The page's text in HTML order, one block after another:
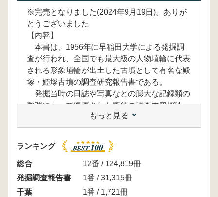
※完売となりました(2024年9月19日)。ありが
とうございました
【内容】
本書は、1956年に早稲田大学による発掘調
査が行われ、全国でも最大級の人物埴輪に代表
される形象埴輪が出土した古墳として有名な殿
塚・姫塚古墳の調査研究報告書である。
発掘当時の日誌や写真などの膨大な記録類の
整理によって復原された既往の調査内容(第1
部)、2012年に実施した墳丘測量・地中レーダ
ー探査の成果(第2部)、3Dスキャナーを用いた
詳細な三次元計測に基づく人物埴輪などの実測
図や高精細カラー写真の提示(第3部)、文化財
プロカメラマンによる九十九里地域の形象埴輪
群像の集合写真(第4部)など、新旧にわたる調
査研究の成果を収録している。
もっと見る
ランキング
総合
12番 / 124,819冊
発掘調査報告書
1番 / 31,315冊
千葉
1番 / 1,721冊